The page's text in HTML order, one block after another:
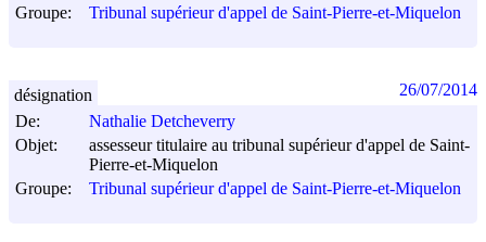
Groupe:
Tribunal supérieur d'appel de Saint-Pierre-et-Miquelon
De:
Nathalie Detcheverry
Objet:
assesseur titulaire au tribunal supérieur d'appel de Saint-
Pierre-et-Miquelon
Groupe:
Tribunal supérieur d'appel de Saint-Pierre-et-Miquelon
désignation 26/07/2014